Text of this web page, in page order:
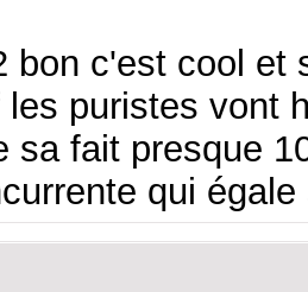
bon c'est cool et
les puristes vont
sa fait presque
qui